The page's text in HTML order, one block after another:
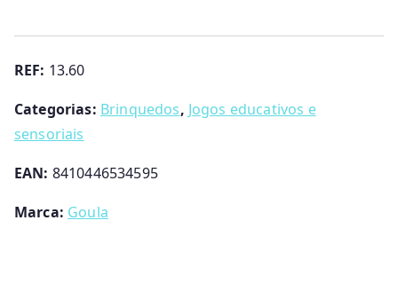
de
Arrastar
REF: 13.60
Categorias: Brinquedos, Jogos educativos e
sensoriais
EAN: 8410446534595
Marca: Goula